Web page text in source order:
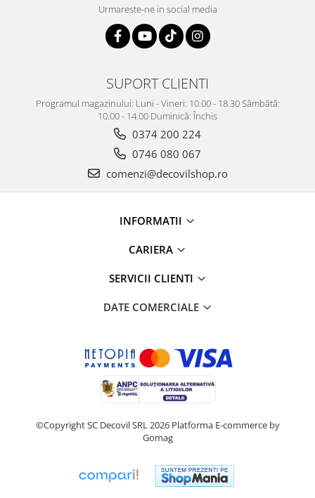
Urmareste-ne in social media
SUPORT CLIENTI
Programul magazinului: Luni - Vineri: 10.00 - 18.30 Sâmbătă:
10.00 - 14.00 Duminică: Închis
0374 200 224
0746 080 067
comenzi@decovilshop.ro
INFORMATII
CARIERA
SERVICII CLIENTI
DATE COMERCIALE
©Copyright SC Decovil SRL 2026 Platforma E-commerce by
Gomag